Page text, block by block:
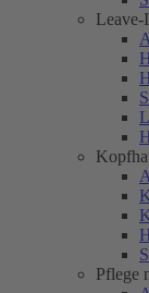
Leave-
Pflege